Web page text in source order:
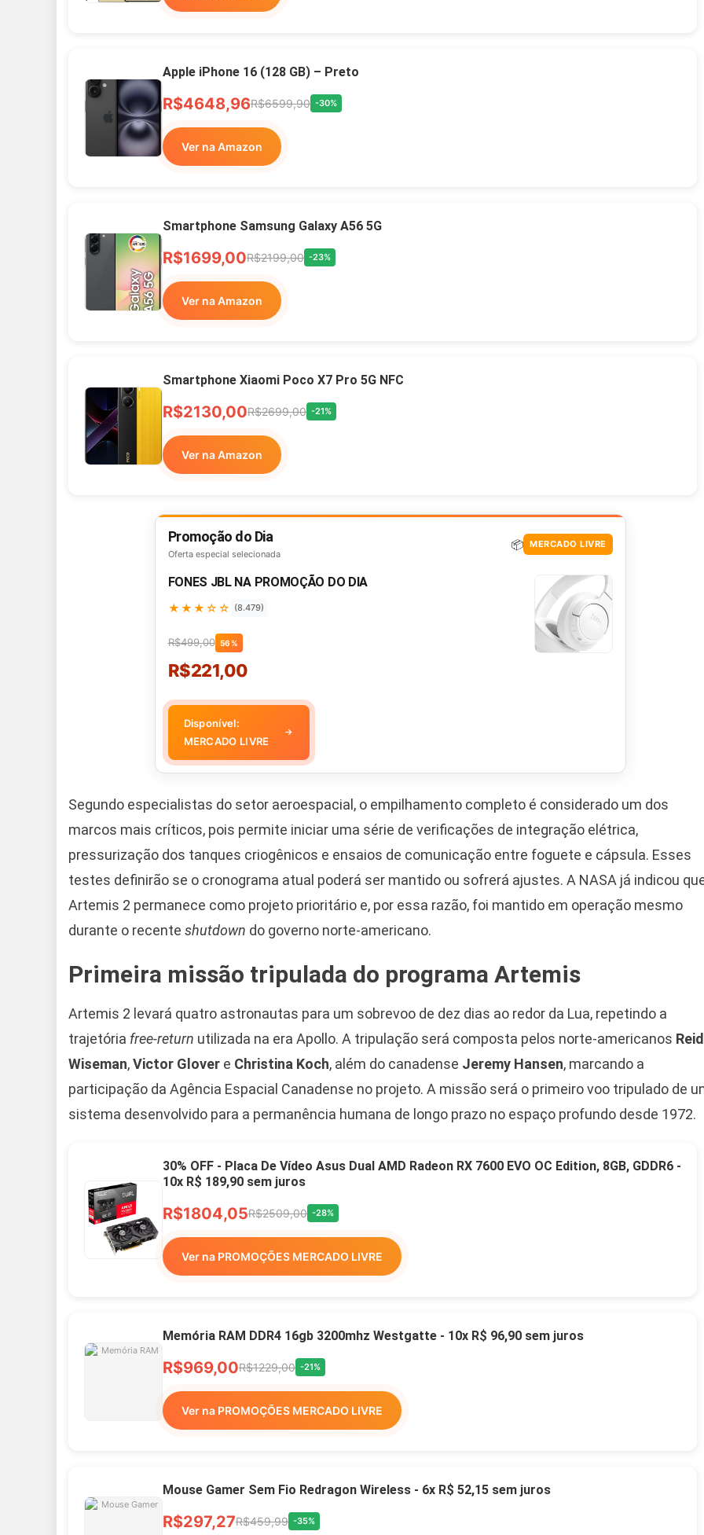
Apple iPhone 16 (128 GB) – Preto
R$4648,96R$6599,90 -30%
Ver na Amazon
Smartphone Samsung Galaxy A56 5G
R$1699,00R$2199,00 -23%
Ver na Amazon
Smartphone Xiaomi Poco X7 Pro 5G NFC
R$2130,00R$2699,00 -21%
Ver na Amazon
Promoção do Dia
Oferta especial selecionada
📦 MERCADO LIVRE
FONES JBL NA PROMOÇÃO DO DIA
★★★☆☆ (8.479)
R$499,00 56%
R$221,00
Disponível:
MERCADO LIVRE
→
Segundo especialistas do setor aeroespacial, o empilhamento completo é considerado um dos
marcos mais críticos, pois permite iniciar uma série de verificações de integração elétrica,
pressurização dos tanques criogênicos e ensaios de comunicação entre foguete e cápsula. Esses
testes definirão se o cronograma atual poderá ser mantido ou sofrerá ajustes. A NASA já indicou
Artemis 2 permanece como projeto prioritário e, por essa razão, foi mantido em operação mesmo
durante o recente shutdown do governo norte-americano.
Primeira missão tripulada do programa Artemis
Artemis 2 levará quatro astronautas para um sobrevoo de dez dias ao redor da Lua, repetindo a
trajetória free-return utilizada na era Apollo. A tripulação será composta pelos norte-americanos Reid
Wiseman,Victor Glover e Christina Koch, além do canadense Jeremy Hansen, marcando a
participação da Agência Espacial Canadense no projeto. A missão será o primeiro voo tripulado de
sistema desenvolvido para a permanência humana de longo prazo no espaço profundo desde 1972.
30% OFF - Placa De Vídeo Asus Dual AMD Radeon RX 7600 EVO OC Edition, 8GB, GDDR6 -
10x R$ 189,90 sem juros
R$1804,05R$2509,00 -28%
Ver na PROMOÇÕES MERCADO LIVRE
Memória RAM DDR4 16gb 3200mhz Westgatte - 10x R$ 96,90 sem juros
R$969,00R$1229,00 -21%
Ver na PROMOÇÕES MERCADO LIVRE
Mouse Gamer Sem Fio Redragon Wireless - 6x R$ 52,15 sem juros
R$297,27R$459,99 -35%